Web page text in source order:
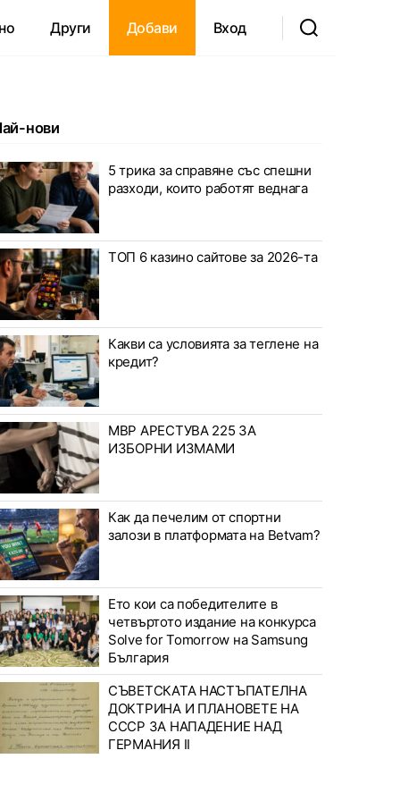
Други Добави Вход
нови
5 трика за справяне със спешни
разходи, които работят веднага
ТОП 6 казино сайтове за 2026-та
Какви са условията за теглене на
кредит?
МВР АРЕСТУВА 225 ЗА
ИЗБОРНИ ИЗМАМИ
Как да печелим от спортни
залози в платформата на Betvam?
Ето кои са победителите в
четвъртото издание на конкурса
Solve for Tomorrow на Samsung
България
СЪВЕТСКАТА НАСТЪПАТЕЛНА
ДОКТРИНА И ПЛАНОВЕТЕ НА
СССР ЗА НАПАДЕНИЕ НАД
ГЕРМАНИЯ II